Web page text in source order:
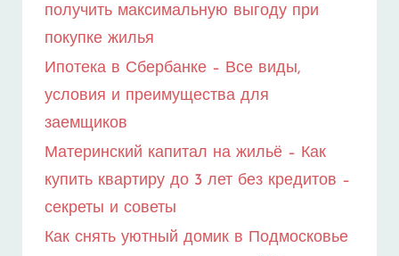
БАНКИ
получить максимальную выгоду при
покупке жилья
Ипотека в Сбербанке – Все виды,
условия и преимущества для
заемщиков
Материнский капитал на жильё – Как
купить квартиру до 3 лет без кредитов –
секреты и советы
Как снять уютный домик в Подмосковье